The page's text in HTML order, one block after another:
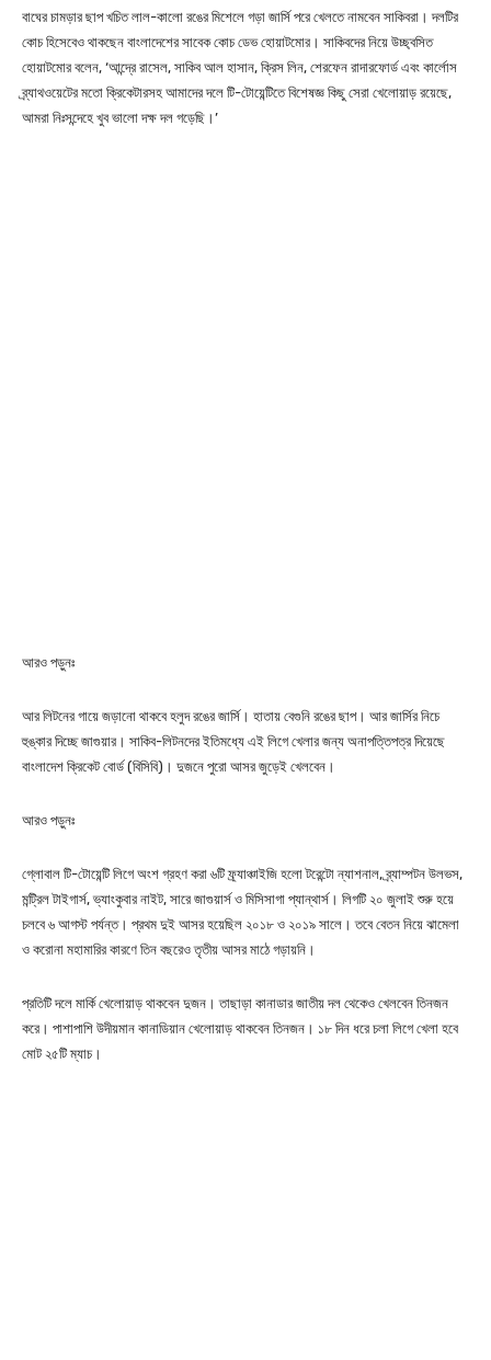
বাঘের চামড়ার ছাপ খচিত লাল-কালো রঙের মিশেলে গড়া জার্সি পরে খেলতে নামবেন সাকিবরা। দলটির
কোচ হিসেবেও থাকছেন বাংলাদেশের সাবেক কোচ ডেভ হোয়াটমোর। সাকিবদের নিয়ে উচ্ছ্বসিত
হোয়াটমোর বলেন, ‘আন্দ্রে রাসেল, সাকিব আল হাসান, ক্রিস লিন, শেরফেন রাদারফোর্ড এবং কার্লোস
ব্র্যাথওয়েটের মতো ক্রিকেটারসহ আমাদের দলে টি-টোয়েন্টিতে বিশেষজ্ঞ কিছু সেরা খেলোয়াড় রয়েছে,
আমরা নিঃসন্দেহে খুব ভালো দক্ষ দল গড়েছি।’
আরও পড়ুনঃ
আর লিটনের গায়ে জড়ানো থাকবে হলুদ রঙের জার্সি। হাতায় বেগুনি রঙের ছাপ। আর জার্সির নিচে
হুঙ্কার দিচ্ছে জাগুয়ার। সাকিব-লিটনদের ইতিমধ্যে এই লিগে খেলার জন্য অনাপত্তিপত্র দিয়েছে
বাংলাদেশ ক্রিকেট বোর্ড (বিসিবি)। দুজনে পুরো আসর জুড়েই খেলবেন।
আরও পড়ুনঃ
গ্লোবাল টি-টোয়েন্টি লিগে অংশ গ্রহণ করা ৬টি ফ্র্যাঞ্চাইজি হলো টরেন্টো ন্যাশনাল, ব্র্যাম্পটন উলভস,
মন্ট্রিল টাইগার্স, ভ্যাংকুবার নাইট, সারে জাগুয়ার্স ও মিসিসাগা প্যান্থার্স। লিগটি ২০ জুলাই শুরু হয়ে
চলবে ৬ আগস্ট পর্যন্ত। প্রথম দুই আসর হয়েছিল ২০১৮ ও ২০১৯ সালে। তবে বেতন নিয়ে ঝামেলা
ও করোনা মহামারির কারণে তিন বছরেও তৃতীয় আসর মাঠে গড়ায়নি।
প্রতিটি দলে মার্কি খেলোয়াড় থাকবেন দুজন। তাছাড়া কানাডার জাতীয় দল থেকেও খেলবেন তিনজন
করে। পাশাপাশি উদীয়মান কানাডিয়ান খেলোয়াড় থাকবেন তিনজন। ১৮ দিন ধরে চলা লিগে খেলা হবে
মোট ২৫টি ম্যাচ।